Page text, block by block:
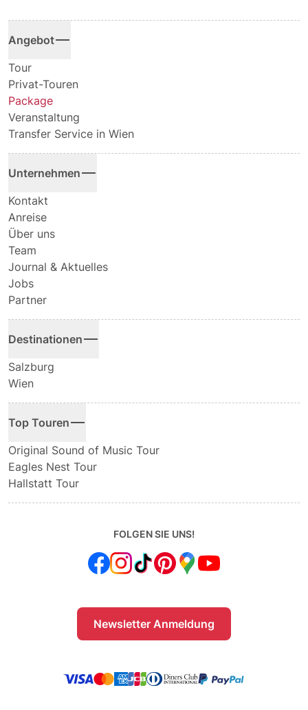
Angebot
Tour
Privat-Touren
Package
Veranstaltung
Transfer Service in Wien
Unternehmen
Kontakt
Anreise
Über uns
Team
Journal & Aktuelles
Jobs
Partner
Destinationen
Salzburg
Wien
Top Touren
Original Sound of Music Tour
Eagles Nest Tour
Hallstatt Tour
FOLGEN SIE UNS!
Newsletter Anmeldung